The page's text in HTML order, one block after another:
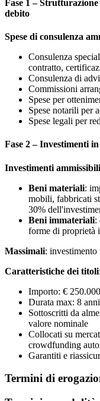
Fase 1 –
debito
Spese di consulenza
Consulenza
contratto,
Consulenza di
Commissioni
Spese per
Spese notarili per
Spese legali per
Fase 2 – Investimenti
Investimenti ammissibili
Beni materiali:
mobili, fabbricati
30%
Beni immateriali:
forme di proprietà
Massimali: investimento
Caratteristiche dei titoli:
Importo: €
Durata max: 8
Sottoscritti da
valore nominale
Collocati su
crowdfunding
Garantiti e
Termini di